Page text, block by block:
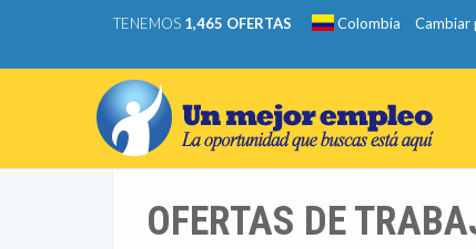
TENEMOS 1,465 OFERTAS Colombia Cambiar
OFERTAS DE